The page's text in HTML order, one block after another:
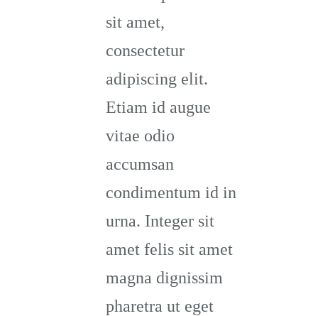
sit amet,
consectetur
adipiscing elit.
Etiam id augue
vitae odio
accumsan
condimentum id in
urna. Integer sit
amet felis sit amet
magna dignissim
pharetra ut eget